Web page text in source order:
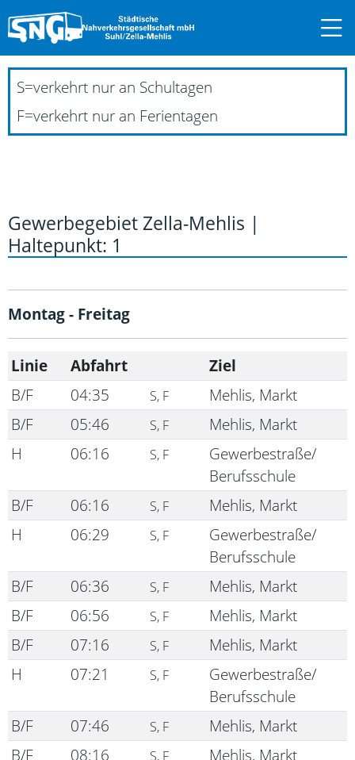
S=verkehrt nur an Schultagen
F=verkehrt nur an Ferientagen
Gewerbegebiet Zella-Mehlis |
Haltepunkt: 1
Montag - Freitag
Linie Abfahrt
Ziel
B/F
04:35 S, F
Mehlis, Markt
B/F
05:46 S, F
Mehlis, Markt
H
06:16 S, F
Gewerbestraße/
Berufsschule
B/F
06:16 S, F
Mehlis, Markt
H
06:29 S, F
Gewerbestraße/
Berufsschule
B/F
06:36 S, F
Mehlis, Markt
B/F
06:56 S, F
Mehlis, Markt
B/F
07:16 S, F
Mehlis, Markt
H
07:21 S, F
Gewerbestraße/
Berufsschule
B/F
07:46 S, F
Mehlis, Markt
B/F
08:16 S, F
Mehlis, Markt